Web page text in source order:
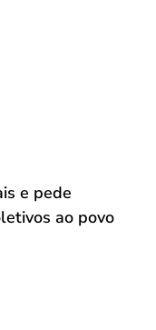
e pede
ao povo